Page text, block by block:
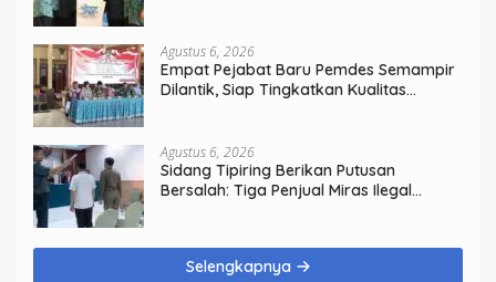
Agustus 6, 2026
Empat Pejabat Baru Pemdes Semampir
Dilantik, Siap Tingkatkan Kualitas
Agustus 6, 2026
Sidang Tipiring Berikan Putusan
Bersalah: Tiga Penjual Miras Ilegal
Selengkapnya